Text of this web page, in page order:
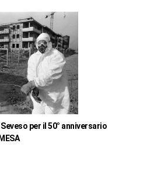
per il 50° anniversario